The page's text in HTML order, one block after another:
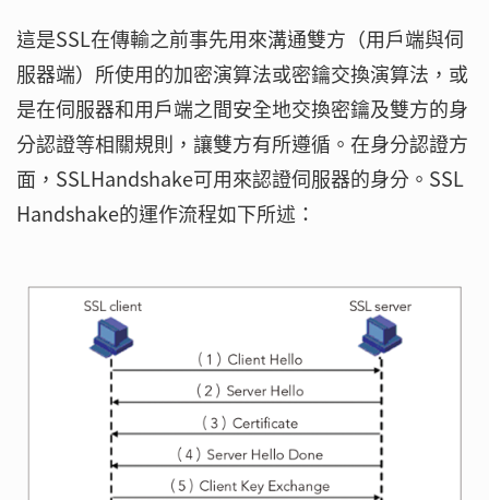
這是SSL在傳輸之前事先用來溝通雙方（用戶端與伺
服器端）所使用的加密演算法或密鑰交換演算法，或
是在伺服器和用戶端之間安全地交換密鑰及雙方的身
分認證等相關規則，讓雙方有所遵循。在身分認證方
面，SSLHandshake可用來認證伺服器的身分。SSL
Handshake的運作流程如下所述：